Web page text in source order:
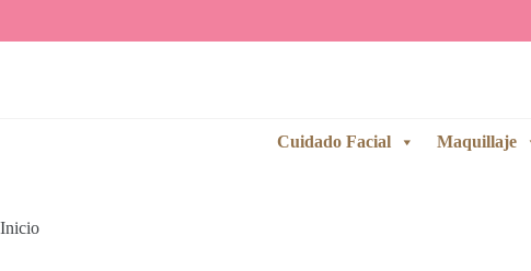
contenido
Cuidado Facial
Maquillaje
Inicio